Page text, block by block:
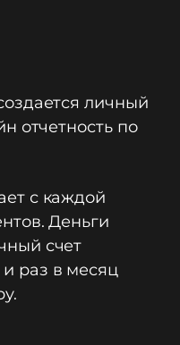
личный
отчетность по
с каждой
Деньги
счет
раз в месяц